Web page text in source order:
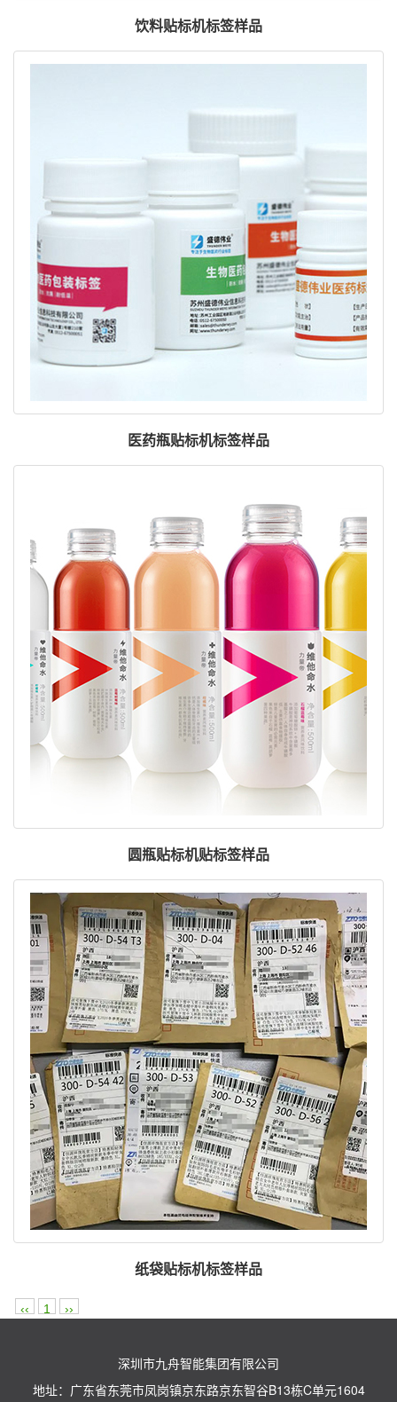
饮料贴标机标签样品
医药瓶贴标机标签样品
圆瓶贴标机贴标签样品
纸袋贴标机标签样品
‹‹ 1 ››
深圳市九舟智能集团有限公司
地址：广东省东莞市凤岗镇京东路京东智谷B13栋C单元1604